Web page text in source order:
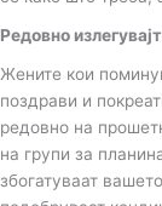
Редовно
Жените кои
поздрави и
редовно на
на групи за
збогатуваат